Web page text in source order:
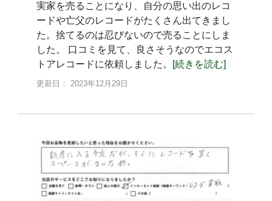
実家を売ることになり、自分の思い出のレコ
ードや亡父のレコードがたくさん出てきまし
た。捨てるのは忍びないので売ることにしま
した。 口コミを見て、良さそうなのでエコス
トアレコードに依頼しました。
[続きを読む]
更新日： 2023年12月29日